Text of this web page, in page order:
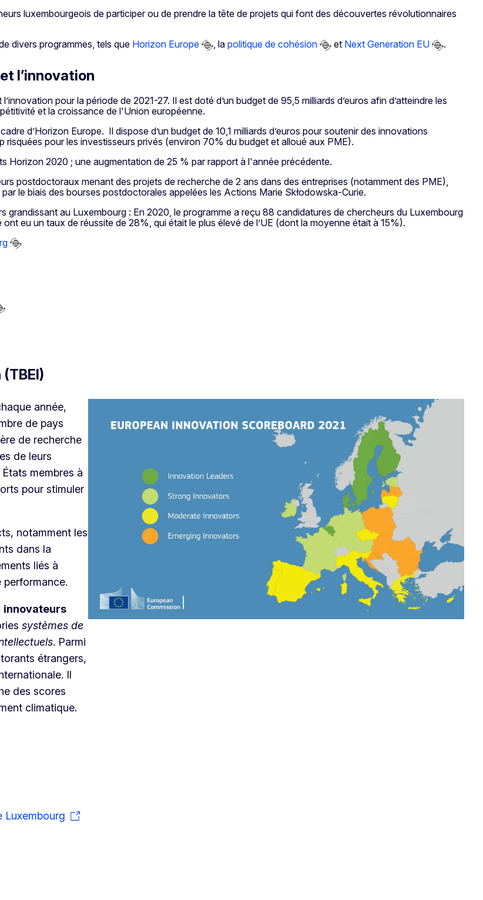
luxembourgeois de participer ou de prendre la tête de projets qui font des découvertes révolutionnaires
divers programmes, tels que Horizon Europe , la politique de cohésion et Next Generation EU .
l’innovation
pour la période de 2021-27. Il est doté d’un budget de 95,5 milliards d’euros afin d’atteindre les
et la croissance de l'Union européenne.
d’Horizon Europe. Il dispose d’un budget de 10,1 milliards d’euros pour soutenir des innovations
pour les investisseurs privés (environ 70% du budget et alloué aux PME).
Horizon 2020 ; une augmentation de 25 % par rapport à l'année précédente.
postdoctoraux menant des projets de recherche de 2 ans dans des entreprises (notamment des PME),
le biais des bourses postdoctorales appelées les Actions Marie Skłodowska-Curie.
au Luxembourg : En 2020, le programme a reçu 88 candidatures de chercheurs du Luxembourg
eu un taux de réussite de 28%, qui était le plus élevé de l’UE (dont la moyenne était à 15%).
année,
de pays
de recherche
de leurs
membres à
pour stimuler
notamment les
dans la
liés à
innovateurs
systèmes de
. Parmi
étrangers,
Il
des scores
climatique.
Luxembourg